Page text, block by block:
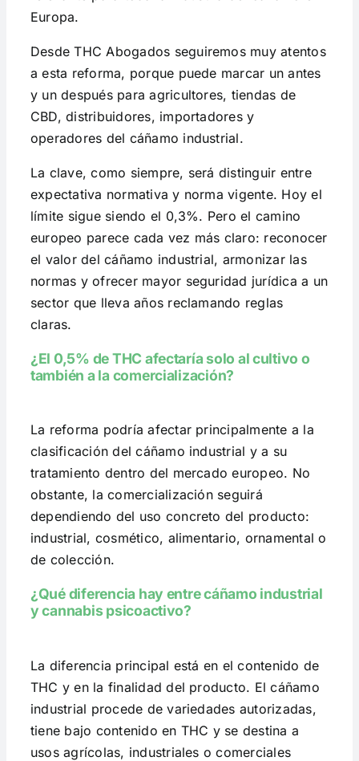
Europa.
Desde THC Abogados seguiremos muy atentos
a esta reforma, porque puede marcar un antes
y un después para agricultores, tiendas de
CBD, distribuidores, importadores y
operadores del cáñamo industrial.
La clave, como siempre, será distinguir entre
expectativa normativa y norma vigente. Hoy el
límite sigue siendo el 0,3%. Pero el camino
europeo parece cada vez más claro: reconocer
el valor del cáñamo industrial, armonizar las
normas y ofrecer mayor seguridad jurídica a un
sector que lleva años reclamando reglas
claras.
¿El 0,5% de THC afectaría solo al cultivo o
también a la comercialización?
La reforma podría afectar principalmente a la
clasificación del cáñamo industrial y a su
tratamiento dentro del mercado europeo. No
obstante, la comercialización seguirá
dependiendo del uso concreto del producto:
industrial, cosmético, alimentario, ornamental o
de colección.
¿Qué diferencia hay entre cáñamo industrial
y cannabis psicoactivo?
La diferencia principal está en el contenido de
THC y en la finalidad del producto. El cáñamo
industrial procede de variedades autorizadas,
tiene bajo contenido en THC y se destina a
usos agrícolas, industriales o comerciales